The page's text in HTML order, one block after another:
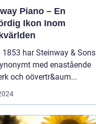
Piano – En
Ikon Inom
1853 har Steinway & Sons
med enastående
och oövertr&aum...